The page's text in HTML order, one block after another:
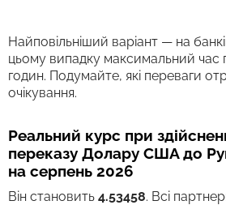
Найповільніший варіант — на
цьому випадку максимальний час
годин. Подумайте, які переваги
очікування.
Реальний курс при
переказу Долару США до
на серпень 2026
Він становить 4.53458. Всі